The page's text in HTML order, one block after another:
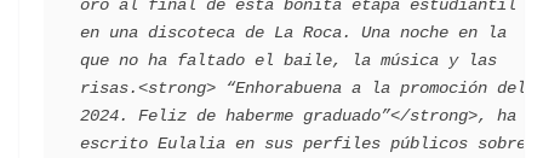
oro al final de esta bonita etapa estudiantil
en una discoteca de La Roca. Una noche en la
que no ha faltado el baile, la música y las
risas.<strong> “Enhorabuena a la promoción del
2024. Feliz de haberme graduado”</strong>, ha
escrito Eulalia en sus perfiles públicos sobre